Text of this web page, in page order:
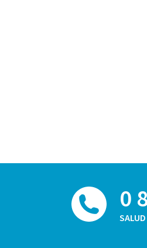
0